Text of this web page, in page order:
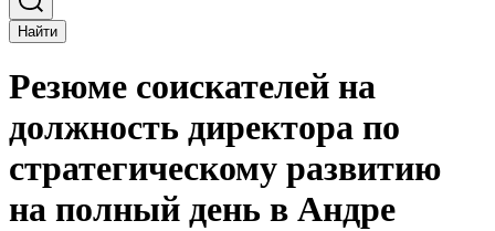
Найти
Резюме соискателей на
должность директора по
стратегическому развитию
на полный день в Андре